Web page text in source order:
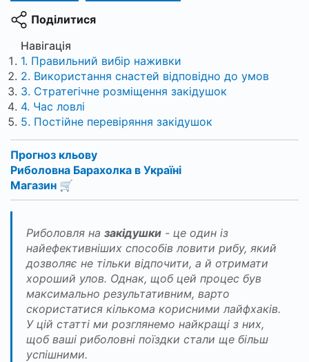
Поділитися
Навігація
1. Правильний вибір наживки
2. Використання снастей відповідно до умов
3. Стратегічне розміщення закідушок
4. Час ловлі
5. Постійне перевіряння закідушок
Прогноз кльову
Риболовна Барахолка в Україні
Магазин 🛒
Риболовля на закідушки - це один із
найефективніших способів ловити рибу, який
дозволяє не тільки відпочити, а й отримати
хороший улов. Однак, щоб цей процес був
максимально результативним, варто
скористатися кількома корисними лайфхаків.
У цій статті ми розглянемо найкращі з них,
щоб ваші риболовні поїздки стали ще більш
успішними.